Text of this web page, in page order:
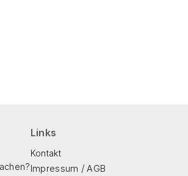
Links
Kontakt
Impressum /AGB